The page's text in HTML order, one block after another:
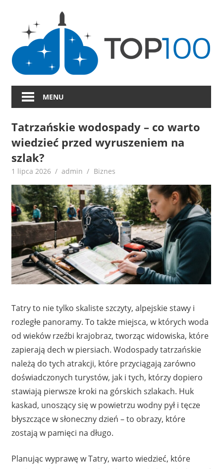
content
MENU
Tatrzańskie wodospady – co warto
wiedzieć przed wyruszeniem na
szlak?
1 lipca 2026 admin Biznes
Tatry to nie tylko skaliste szczyty, alpejskie stawy i
rozległe panoramy. To także miejsca, w których woda
od wieków rzeźbi krajobraz, tworząc widowiska, które
zapierają dech w piersiach. Wodospady tatrzańskie
należą do tych atrakcji, które przyciągają zarówno
doświadczonych turystów, jak i tych, którzy dopiero
stawiają pierwsze kroki na górskich szlakach. Huk
kaskad, unoszący się w powietrzu wodny pył i tęcze
błyszczące w słoneczny dzień – to obrazy, które
zostają w pamięci na długo.
Planując wyprawę w Tatry, warto wiedzieć, które